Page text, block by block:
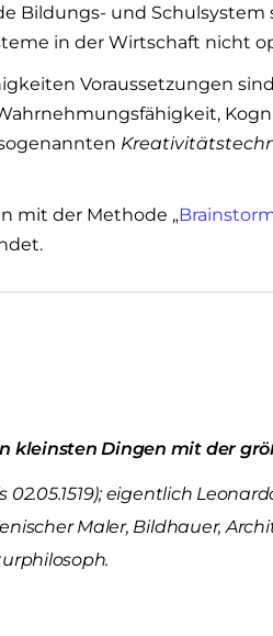
Bildungs- und Schulsystem
in der Wirtschaft nicht
Voraussetzungen sind
mit der Methode „
kleinsten Dingen mit der
02.05.1519); eigentlich
Maler, Bildhauer,